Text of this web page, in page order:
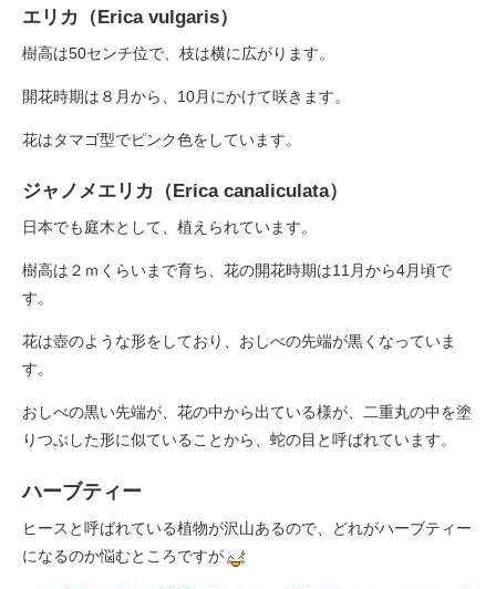
エリカ（Erica vulgaris）
樹高は50センチ位で、枝は横に広がります。
開花時期は８月から、10月にかけて咲きます。
花はタマゴ型でピンク色をしています。
ジャノメエリカ（Erica canaliculata）
日本でも庭木として、植えられています。
樹高は２ｍくらいまで育ち、花の開花時期は11月から4月頃で
す。
花は壺のような形をしており、おしべの先端が黒くなっていま
す。
おしべの黒い先端が、花の中から出ている様が、二重丸の中を塗
りつぶした形に似ていることから、蛇の目と呼ばれています。
ハーブティー
ヒースと呼ばれている植物が沢山あるので、どれがハーブティー
になるのか悩むところですが